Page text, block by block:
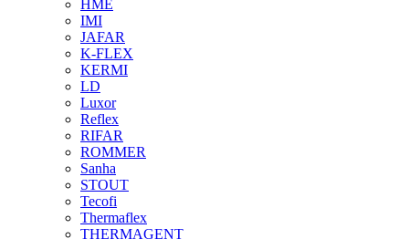
HME
IMI
JAFAR
K-FLEX
KERMI
LD
Luxor
Reflex
RIFAR
ROMMER
Sanha
STOUT
Tecofi
Thermaflex
THERMAGENT